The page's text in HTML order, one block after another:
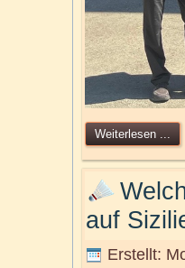
Weiterlesen ...
auf
Erstellt: